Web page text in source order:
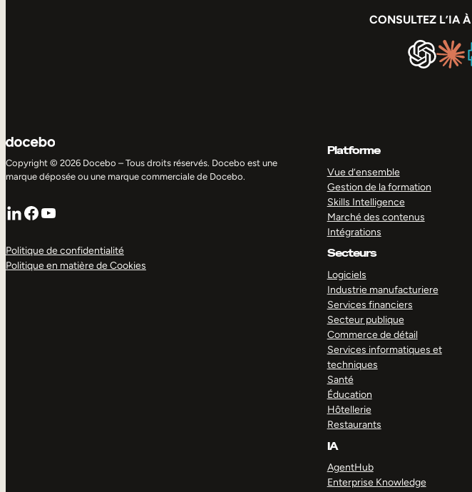
CONSULTEZ L’IA
Copyright © 2026 Docebo – Tous droits réservés. Docebo est une
marque déposée ou une marque commerciale de Docebo.
LinkedIn
Facebook
YouTube
Politique de confidentialité
Politique en matière de Cookies
Platforme
Vue d’ensemble
Gestion de la formation
Skills Intelligence
Marché des contenus
Intégrations
Secteurs
Logiciels
Industrie manufacturiere
Services financiers
Secteur publique
Commerce de détail
Services informatiques et
techniques
Santé
Éducation
Hôtellerie
Restaurants
IA
AgentHub
Enterprise Knowledge